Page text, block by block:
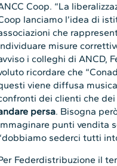
Coop. “La
lanciamo l’idea di
che
misure
i colleghi di ANCD,
ricordare che
viene diffusa
dei clienti che
persa. Bisogna
punti vendita
sederci tutti
Federdistribuzione il